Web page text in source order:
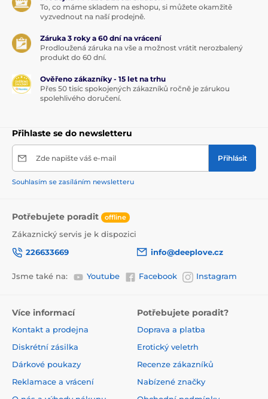
To, co máme skladem na eshopu, si můžete okamžitě
vyzvednout na naší prodejně.
Záruka 3 roky a 60 dní na vrácení
Prodloužená záruka na vše a možnost vrátit nerozbalený
produkt do 60 dní.
Ověřeno zákazníky - 15 let na trhu
Přes 50 tisíc spokojených zákazníků ročně je zárukou
spolehlivého doručení.
Přihlaste se do newsletteru
Zde napište váš e-mail Přihlásit
Souhlasím se zasíláním newsletteru
Potřebujete poradit offline
Zákaznický servis je k dispozici
226633669
info@deeplove.cz
Jsme také na: Youtube Facebook Instagram
Více informací
Kontakt a prodejna
Diskrétní zásilka
Dárkové poukazy
Reklamace a vrácení
Potřebujete poradit?
Doprava a platba
Erotický veletrh
Recenze zákazníků
Nabízené značky